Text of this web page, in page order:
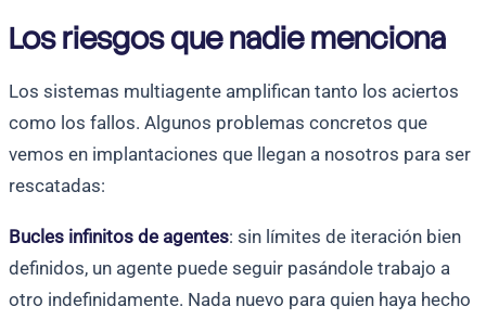
Los riesgos que nadie menciona
Los sistemas multiagente amplifican tanto los aciertos
como los fallos. Algunos problemas concretos que
vemos en implantaciones que llegan a nosotros para ser
rescatadas:
Bucles infinitos de agentes: sin límites de iteración bien
definidos, un agente puede seguir pasándole trabajo a
otro indefinidamente. Nada nuevo para quien haya hecho